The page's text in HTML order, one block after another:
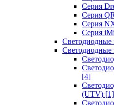
Серия
Серия QR
Серия
Серия
Светодиодные
Светодиодные
[4]
(UTV) [1]